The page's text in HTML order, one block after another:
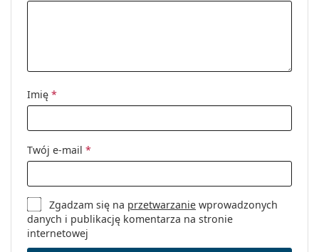
Imię *
Twój e-mail *
Zgadzam się na przetwarzanie wprowadzonych
danych i publikację komentarza na stronie
internetowej